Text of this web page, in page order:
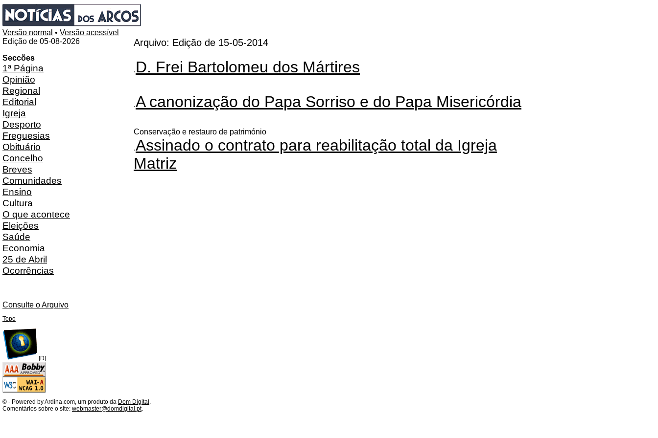
Versão normal • Versão acessível
Edição de 05-08-2026
Seccões
1ª Página
Opinião
Regional
Editorial
Igreja
Desporto
Freguesias
Obituário
Concelho
Breves
Comunidades
Ensino
Cultura
O que acontece
Eleições
Saúde
Economia
25 de Abril
Ocorrências
Consulte o Arquivo
Arquivo: Edição de 15-05-2014
.D. Frei Bartolomeu dos Mártires
.A canonização do Papa Sorriso e do Papa Misericórdia
Conservação e restauro de património
.Assinado o contrato para reabilitação total da Igreja
Matriz
Topo
[D]
© - Powered by Ardina.com, um produto da Dom Digital .
Comentários sobre o site: webmaster@domdigital.pt.